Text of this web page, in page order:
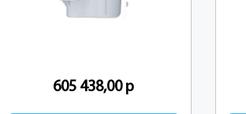
605 438,00 р